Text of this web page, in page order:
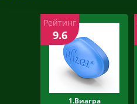
1.Виагра
Рейтинг
9.6